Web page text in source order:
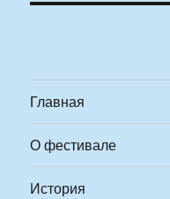
Главная
О фестивале
История